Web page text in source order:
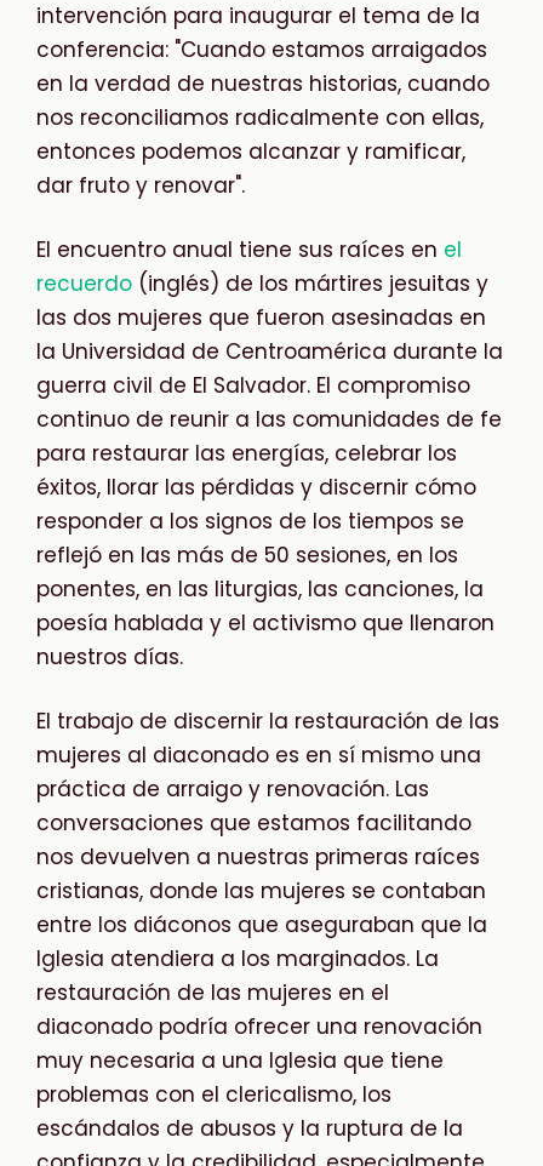
intervención para inaugurar el tema de la
conferencia: "Cuando estamos arraigados
en la verdad de nuestras historias, cuando
nos reconciliamos radicalmente con ellas,
entonces podemos alcanzar y ramificar,
dar fruto y renovar".
El encuentro anual tiene sus raíces en el
recuerdo (inglés) de los mártires jesuitas y
las dos mujeres que fueron asesinadas en
la Universidad de Centroamérica durante la
guerra civil de El Salvador. El compromiso
continuo de reunir a las comunidades de fe
para restaurar las energías, celebrar los
éxitos, llorar las pérdidas y discernir cómo
responder a los signos de los tiempos se
reflejó en las más de 50 sesiones, en los
ponentes, en las liturgias, las canciones, la
poesía hablada y el activismo que llenaron
nuestros días.
El trabajo de discernir la restauración de las
mujeres al diaconado es en sí mismo una
práctica de arraigo y renovación. Las
conversaciones que estamos facilitando
nos devuelven a nuestras primeras raíces
cristianas, donde las mujeres se contaban
entre los diáconos que aseguraban que la
Iglesia atendiera a los marginados. La
restauración de las mujeres en el
diaconado podría ofrecer una renovación
muy necesaria a una Iglesia que tiene
problemas con el clericalismo, los
escándalos de abusos y la ruptura de la